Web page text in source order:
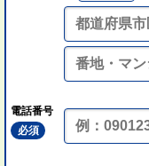
電話番号
必須